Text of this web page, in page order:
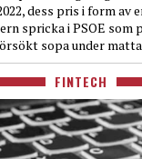
dess pris i form av
spricka i PSOE som
sopa under
FINTECH